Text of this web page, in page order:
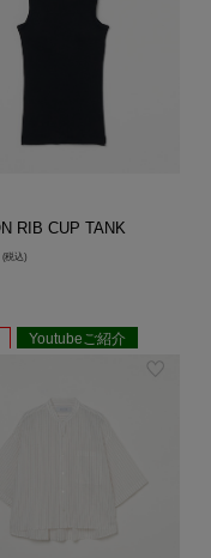
RIB CUP TANK
(税込)
Youtubeご紹介